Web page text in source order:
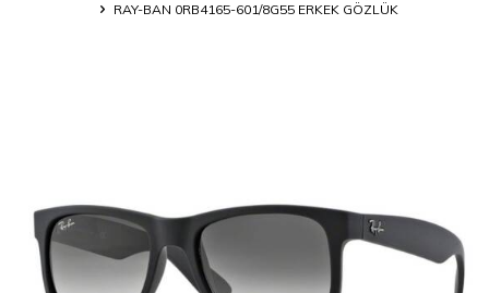
RAY-BAN 0RB4165-601/8G55 ERKEK GÖZLÜK